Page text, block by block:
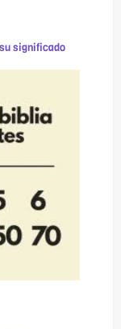
significado